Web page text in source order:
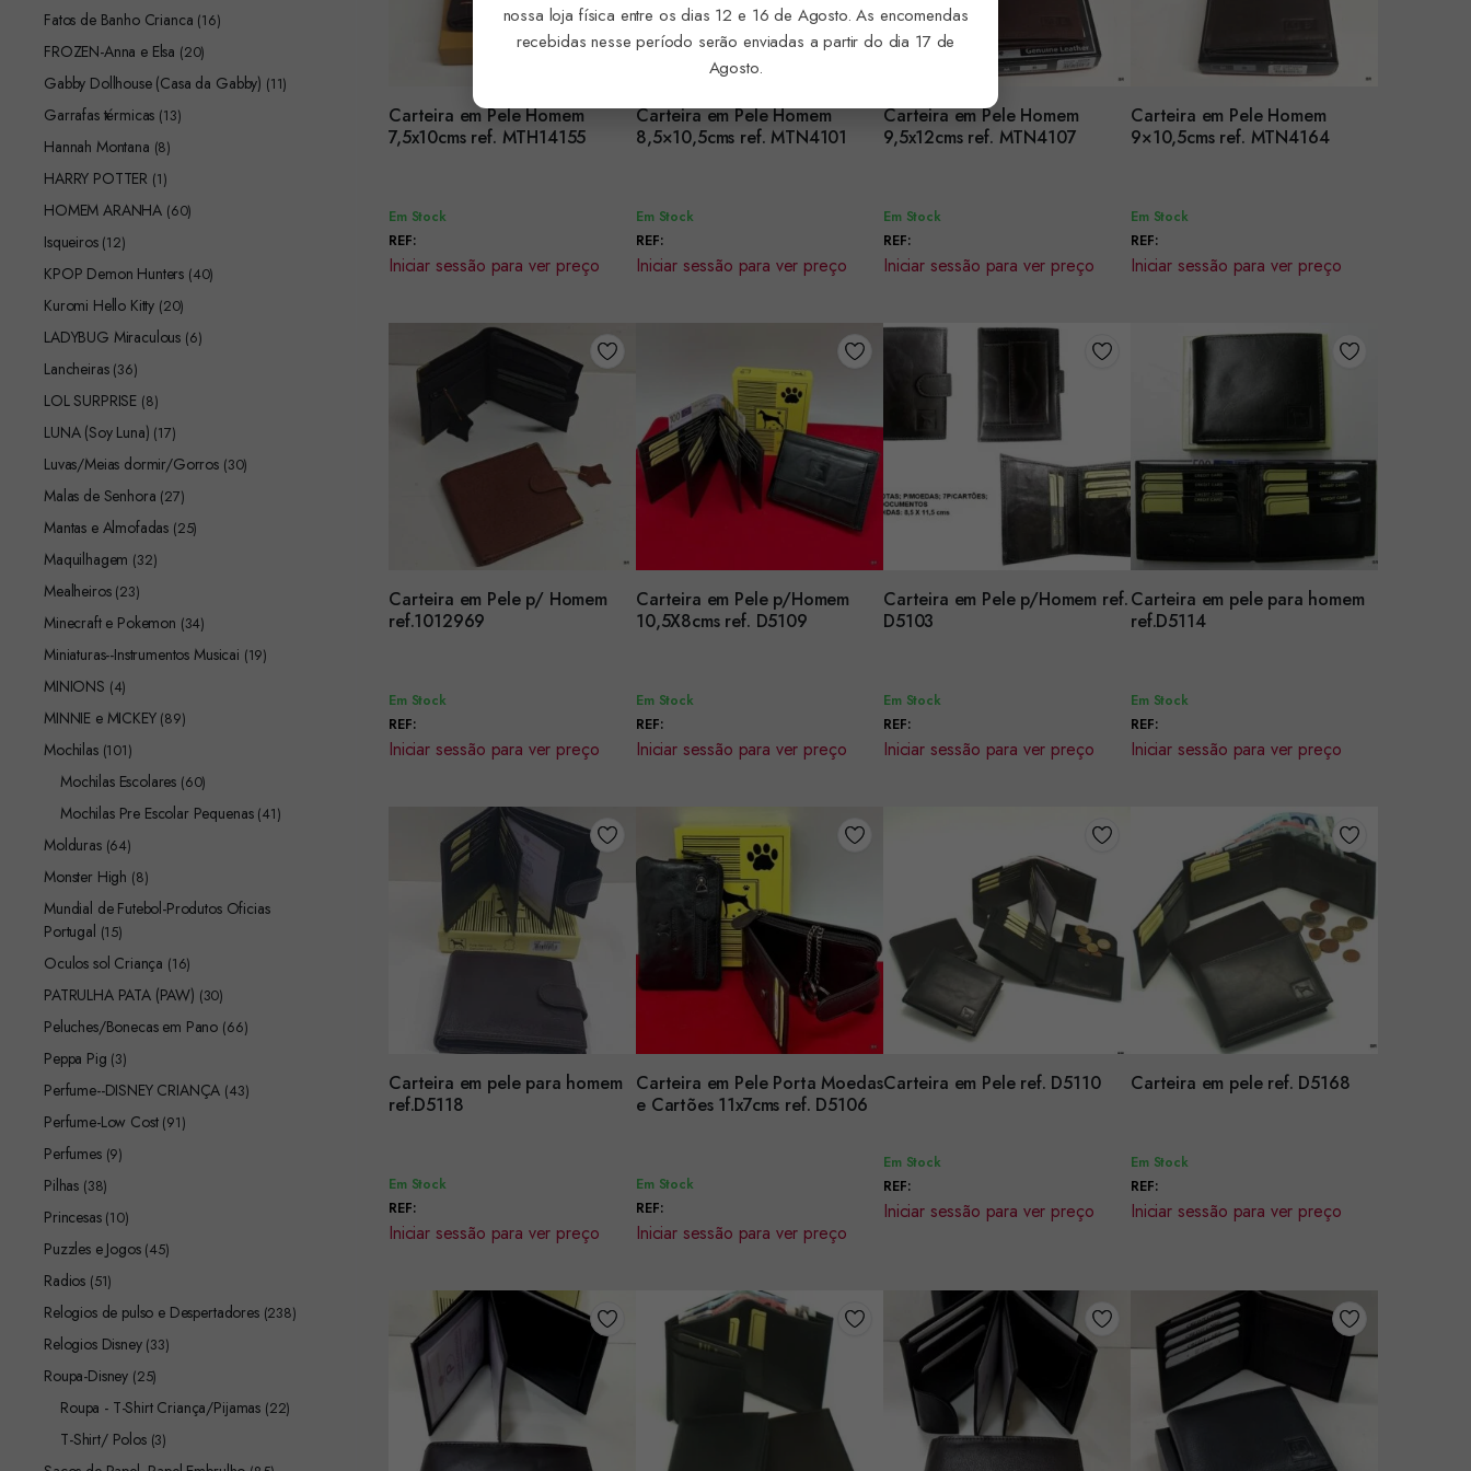
Carteira em Pele Homem
7,5x10cms ref. MTH14155
Encomendar
Em Stock
REF:
Iniciar sessão para ver preço
Carteira em Pele Homem
8,5×10,5cms ref. MTN4101
Encomendar
Em Stock
REF:
Iniciar sessão para ver preço
Carteira em Pele Homem
9,5x12cms ref. MTN4107
Encomendar
Em Stock
REF:
Iniciar sessão para ver preço
Carteira em Pele Homem
9×10,5cms ref. MTN4164
Encomendar
Em Stock
REF:
Iniciar sessão para ver preço
Carteira em Pele p/ Homem
ref.1012969
Encomendar
Em Stock
REF:
Iniciar sessão para ver preço
Carteira em Pele p/Homem
10,5X8cms ref. D5109
Encomendar
Em Stock
REF:
Iniciar sessão para ver preço
Carteira em Pele p/Homem ref.
D5103
Encomendar
Em Stock
REF:
Iniciar sessão para ver preço
Carteira em pele para homem
ref.D5114
Encomendar
Em Stock
REF:
Iniciar sessão para ver preço
Carteira em pele para homem
ref.D5118
Encomendar
Em Stock
REF:
Iniciar sessão para ver preço
Carteira em Pele Porta Moedas
e Cartões 11x7cms ref. D5106
Encomendar
Em Stock
REF:
Iniciar sessão para ver preço
Carteira em Pele ref. D5110
Encomendar
Em Stock
REF:
Iniciar sessão para ver preço
Carteira em pele ref. D5168
Encomendar
Em Stock
REF:
Iniciar sessão para ver preço
Fatos de Banho Crianca (16)
FROZEN-Anna e Elsa (20)
Gabby Dollhouse (Casa da Gabby) (11)
Garrafas térmicas (13)
Hannah Montana (8)
HARRY POTTER (1)
HOMEM ARANHA (60)
Isqueiros (12)
KPOP Demon Hunters (40)
Kuromi Hello Kitty (20)
LADYBUG Miraculous (6)
Lancheiras (36)
LOL SURPRISE (8)
LUNA (Soy Luna) (17)
Luvas/Meias dormir/Gorros (30)
Malas de Senhora (27)
Mantas e Almofadas (25)
Maquilhagem (32)
Mealheiros (23)
Minecraft e Pokemon (34)
Miniaturas--Instrumentos Musicai (19)
MINIONS (4)
MINNIE e MICKEY (89)
Mochilas (101)
Mochilas Escolares (60)
Mochilas Pre Escolar Pequenas (41)
Molduras (64)
Monster High (8)
Mundial de Futebol-Produtos Oficias
Portugal (15)
Oculos sol Criança (16)
PATRULHA PATA (PAW) (30)
Peluches/Bonecas em Pano (66)
Peppa Pig (3)
Perfume--DISNEY CRIANÇA (43)
Perfume-Low Cost (91)
Perfumes (9)
Pilhas (38)
Princesas (10)
Puzzles e Jogos (45)
Radios (51)
Relogios de pulso e Despertadores (238)
Relogios Disney (33)
Roupa-Disney (25)
Roupa - T-Shirt Criança/Pijamas (22)
T-Shirt/ Polos (3)
nossa loja física entre os dias 12 e 16 de Agosto. As encomendas
recebidas nesse período serão enviadas a partir do dia 17 de
Agosto.